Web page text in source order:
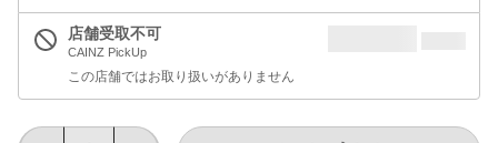
店舗受取不可
CAINZ PickUp
この店舗ではお取り扱いがありません